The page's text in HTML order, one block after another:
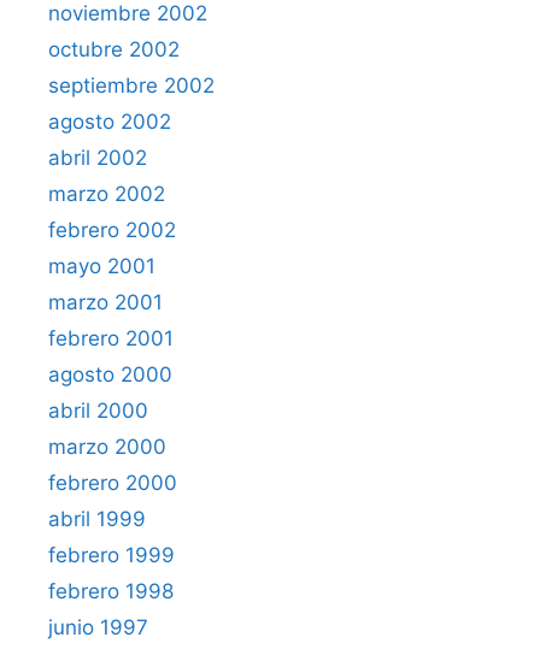
noviembre 2002
octubre 2002
septiembre 2002
agosto 2002
abril 2002
marzo 2002
febrero 2002
mayo 2001
marzo 2001
febrero 2001
agosto 2000
abril 2000
marzo 2000
febrero 2000
abril 1999
febrero 1999
febrero 1998
junio 1997